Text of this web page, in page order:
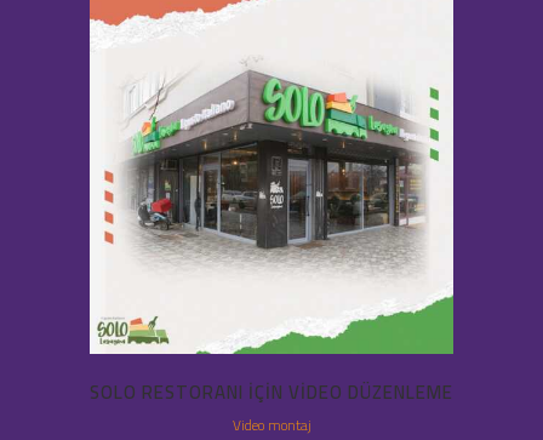
SOLO RESTORANI IÇIN VIDEO DÜZENLEME
Video montaj